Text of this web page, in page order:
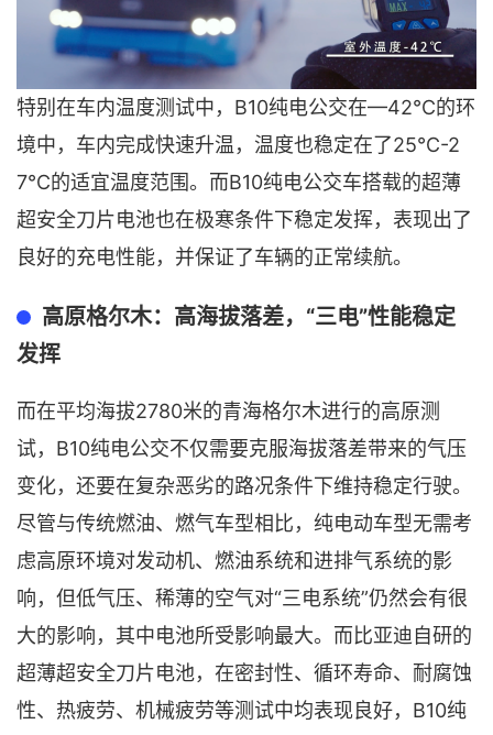
特别在车内温度测试中，B10纯电公交在—42℃的环
境中，车内完成快速升温，温度也稳定在了25℃-2
7℃的适宜温度范围。而B10纯电公交车搭载的超薄
超安全刀片电池也在极寒条件下稳定发挥，表现出了
良好的充电性能，并保证了车辆的正常续航。
高原格尔木：高海拔落差，“三电”性能稳定
发挥
而在平均海拔2780米的青海格尔木进行的高原测
试，B10纯电公交不仅需要克服海拔落差带来的气压
变化，还要在复杂恶劣的路况条件下维持稳定行驶。
尽管与传统燃油、燃气车型相比，纯电动车型无需考
虑高原环境对发动机、燃油系统和进排气系统的影
响，但低气压、稀薄的空气对“三电系统”仍然会有很
大的影响，其中电池所受影响最大。而比亚迪自研的
超薄超安全刀片电池，在密封性、循环寿命、耐腐蚀
性、热疲劳、机械疲劳等测试中均表现良好，B10纯